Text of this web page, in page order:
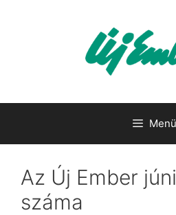
Menü
Az Új Ember
száma